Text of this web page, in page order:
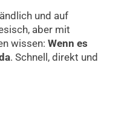
und auf
aber mit
wissen: Wenn es
. Schnell, direkt und